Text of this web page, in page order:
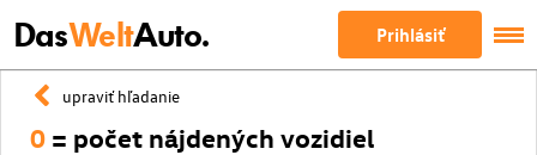
DasWeltAuto. Prihlásiť
upraviť hľadanie
0 = počet nájdených vozidiel